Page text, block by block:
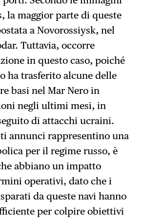
la maggior parte di queste
a Novorossiysk, nel
Tuttavia, occorre
in questo caso, poiché
ha trasferito alcune delle
basi nel Mar Nero in
negli ultimi mesi, in
di attacchi ucraini.
annunci rappresentino una
per il regime russo, è
abbiano un impatto
operativi, dato che i
da queste navi hanno
per colpire obiettivi